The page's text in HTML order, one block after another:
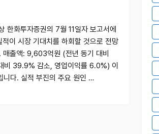
화투자증권의 7월 11일자 보고서에
이 시장 기대치를 하회할 것으로 전망
매출액: 9,603억원 (전년 동기 대비
39.9% 감소, 영업이익률 6.0%) 이
니다. 실적 부진의 주요 원인 …